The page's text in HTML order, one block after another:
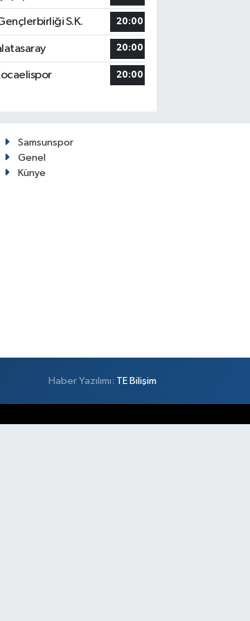
S.K. 20:00
20:00
20:00
Samsunspor
Genel
Künye
Haber Yazılımı: TE Bilişim